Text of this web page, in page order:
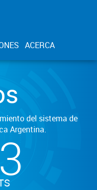
ACERCA
del sistema de
Argentina.